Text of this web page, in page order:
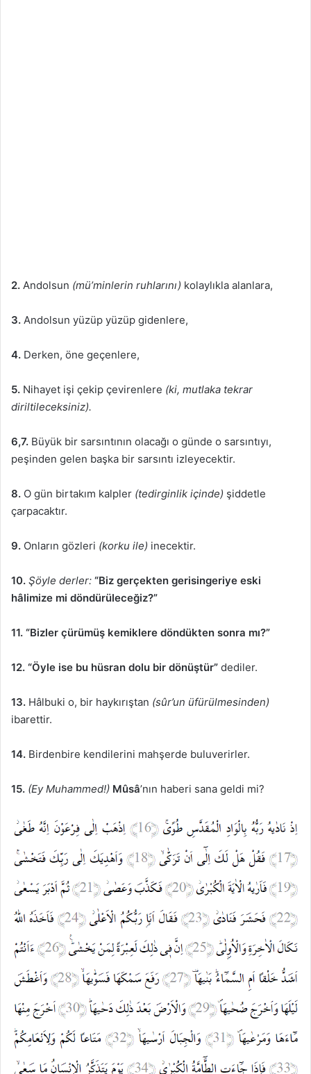
2. Andolsun (mü’minlerin ruhlarını) kolaylıkla alanlara,
3. Andolsun yüzüp yüzüp gidenlere,
4. Derken, öne geçenlere,
5. Nihayet işi çekip çevirenlere (ki, mutlaka tekrar
diriltileceksiniz).
6,7. Büyük bir sarsıntının olacağı o günde o sarsıntıyı,
peşinden gelen başka bir sarsıntı izleyecektir.
8. O gün birtakım kalpler (tedirginlik içinde) şiddetle
çarpacaktır.
9. Onların gözleri (korku ile) inecektir.
10. Şöyle derler: “Biz gerçekten gerisingeriye eski
hâlimize mi döndürüleceğiz?”
11. “Bizler çürümüş kemiklere döndükten sonra mı?”
12. “Öyle ise bu hüsran dolu bir dönüştür” dediler.
13. Hâlbuki o, bir haykırıştan (sûr’un üfürülmesinden)
ibarettir.
14. Birdenbire kendilerini mahşerde buluverirler.
15. (Ey Muhammed!) Mûsâ’nın haberi sana geldi mi?